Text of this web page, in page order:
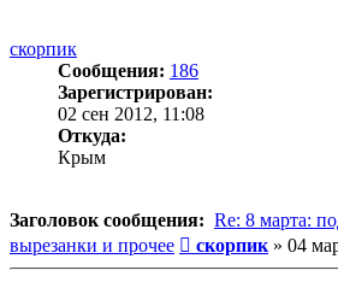
скорпик
Сообщения: 186
Зарегистрирован:
02 сен 2012, 11:08
Откуда:
Крым
Заголовок сообщения: Re: 8 марта:
вырезанки и прочее
Сообщение
скорпик » 04